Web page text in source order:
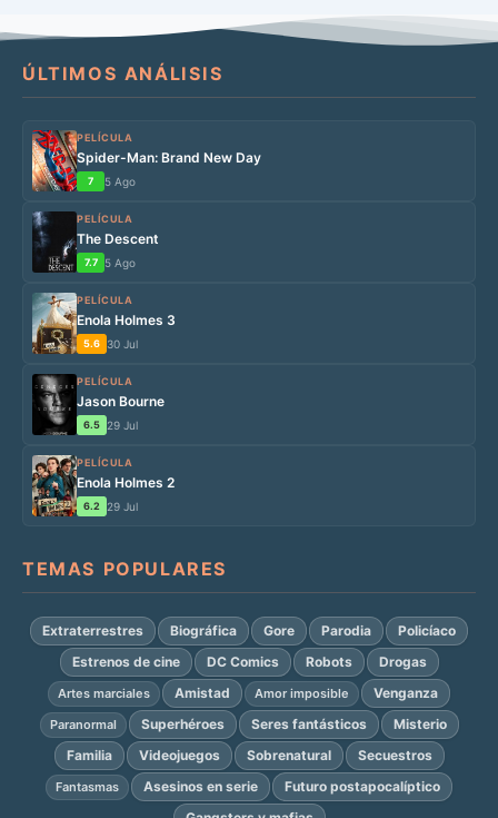
ÚLTIMOS ANÁLISIS
PELÍCULA
Spider-Man: Brand New Day
7 5 Ago
PELÍCULA
The Descent
7.7 5 Ago
PELÍCULA
Enola Holmes 3
5.6 30 Jul
PELÍCULA
Jason Bourne
6.5 29 Jul
PELÍCULA
Enola Holmes 2
6.2 29 Jul
TEMAS POPULARES
Extraterrestres Biográfica Gore Parodia
Policíaco
Estrenos de cine
DC Comics Robots Drogas
Artes marciales Amistad Amor imposible Venganza
Paranormal Superhéroes Seres fantásticos
Misterio
Familia
Videojuegos Sobrenatural Secuestros
Fantasmas Asesinos en serie
Futuro postapocalíptico